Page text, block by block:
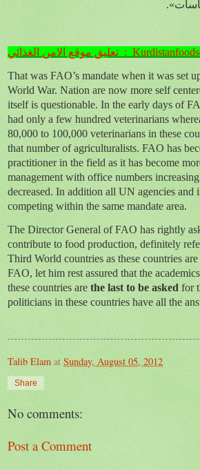
: تعليق موقع الامن الغذائي
That was FAO’s mandate when it was set
World War. Nation are now more self
itself is questionable. In the early days of
had only a few hundred veterinarians
80,000 to 100,000 veterinarians in these
that number of agriculturalists. FAO has
practitioner in the field as it has become
management with office numbers
decreased. In addition all UN agencies and
competing within the same mandate area.
The Director General of FAO has rightly
contribute to food production, definitely
Third World countries as these countries
FAO, let him rest assured that the
these countries are the last to be asked for
politicians in these countries have all the
Talib Elam at Sunday, August 05, 2012
Share
No comments:
Post a Comment